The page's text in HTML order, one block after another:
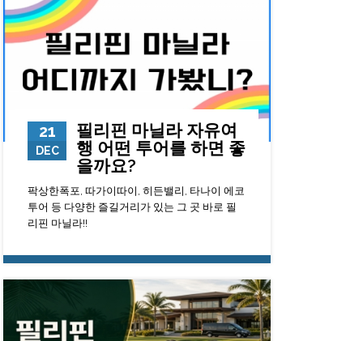
21
DEC
필리핀 마닐라 자유여
행 어떤 투어를 하면 좋
을까요?
팍상한폭포, 따가이따이, 히든밸리, 타나이 에코
투어 등 다양한 즐길거리가 있는 그 곳 바로 필
리핀 마닐라!!
10681 0 23